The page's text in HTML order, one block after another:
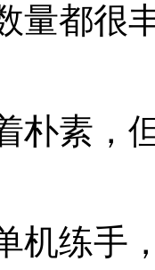
量都很
朴素，
机练手